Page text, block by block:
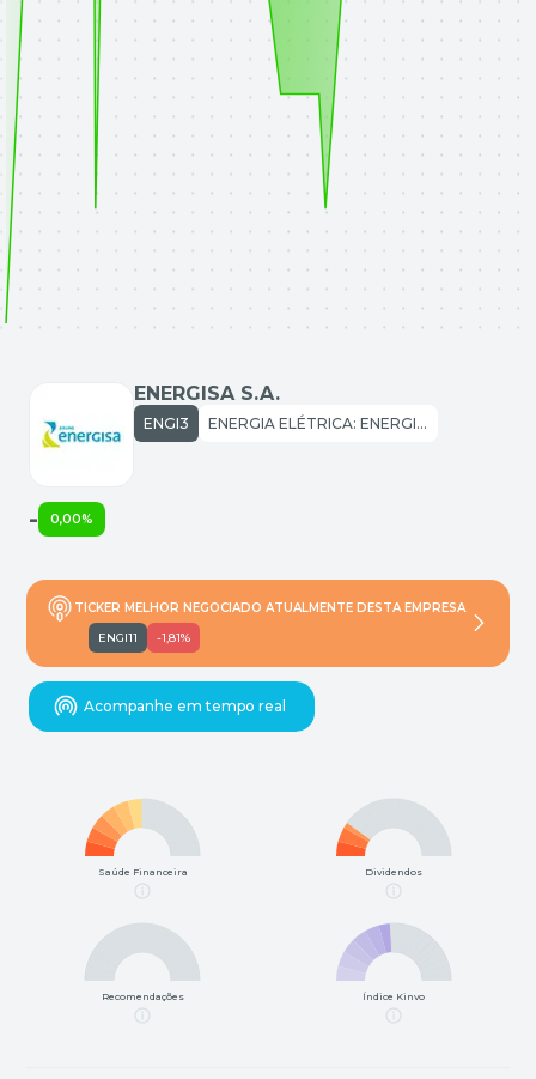
ENERGISA S.A.
ENGI3 ENERGIA ELÉTRICA: ENERGIA ELÉTRICA
TICKER MELHOR NEGOCIADO ATUALMENTE DESTA EMPRESA
ENGI11
-1,81%
Acompanhe em tempo real
- 0,00%
Saúde Financeira Dividendos
Recomendações Índice Kinvo